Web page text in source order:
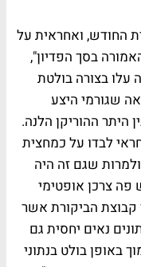
החודש, ואחראית על
בסך הפדיון",
עלו בצורה בולטת
אז כנראה שגורמי היצע
היתר ההוריקן הלנה.
לבדו על כמחצית
שגם זה היה
פה צרכן אופטימי
קבוצת הביקורת אשר
ב-0.7%, לאחר נתונים נאים יחסית גם
באופן בולט בנתוני